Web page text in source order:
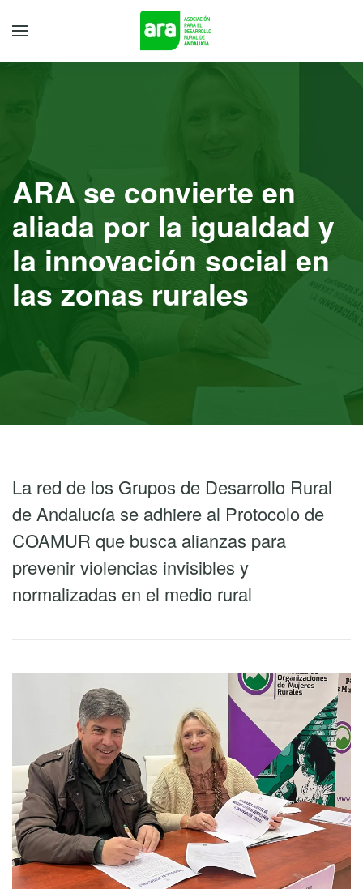
ARA se convierte en
aliada por la igualdad y
la innovación social en
las zonas rurales
La red de los Grupos de Desarrollo Rural
de Andalucía se adhiere al Protocolo de
COAMUR que busca alianzas para
prevenir violencias invisibles y
normalizadas en el medio rural